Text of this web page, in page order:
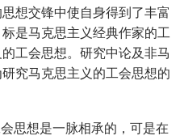
想交锋中使自身得到了丰富
是马克思主义经典作家的工
工会思想。研究中论及非马
究马克思主义的工会思想的
思想是一脉相承的，可是在